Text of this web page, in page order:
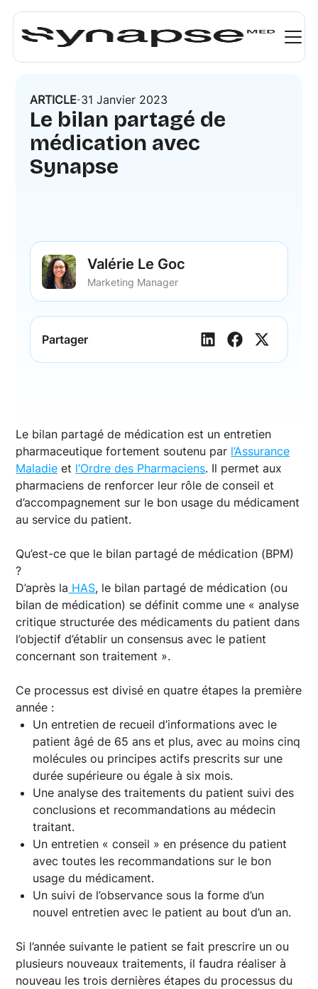
ARTICLE-31 Janvier 2023
Le bilan partagé de
médication avec
Synapse
Valérie Le Goc
Marketing Manager
Partager
Le bilan partagé de médication est un entretien
pharmaceutique fortement soutenu par l’Assurance
Maladie et l’Ordre des Pharmaciens. Il permet aux
pharmaciens de renforcer leur rôle de conseil et
d’accompagnement sur le bon usage du médicament
au service du patient.
Qu’est-ce que le bilan partagé de médication (BPM)
?
D’après la HAS, le bilan partagé de médication (ou
bilan de médication) se définit comme une « analyse
critique structurée des médicaments du patient dans
l’objectif d’établir un consensus avec le patient
concernant son traitement ».
Ce processus est divisé en quatre étapes la première
année :
Un entretien de recueil d’informations avec le
patient âgé de 65 ans et plus, avec au moins cinq
molécules ou principes actifs prescrits sur une
durée supérieure ou égale à six mois.
Une analyse des traitements du patient suivi des
conclusions et recommandations au médecin
traitant.
Un entretien « conseil » en présence du patient
avec toutes les recommandations sur le bon
usage du médicament.
Un suivi de l’observance sous la forme d’un
nouvel entretien avec le patient au bout d’un an.
Si l’année suivante le patient se fait prescrire un ou
plusieurs nouveaux traitements, il faudra réaliser à
nouveau les trois dernières étapes du processus du